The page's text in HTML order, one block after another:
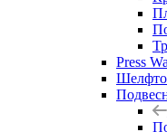
Press